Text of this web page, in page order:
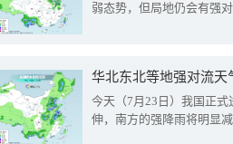
弱态势，但局地仍会有强
华北东北等地强对流天
今天（7月23日）我国正
伸，南方的强降雨将明显